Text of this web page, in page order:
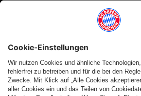
THEMEN DIESES VIDEOS
TV
LIVE
BUNDESLIGA
VINCENT
1.
WEITERE VIDEOS
Video
VIDEO
Video
RE-LIVE
Die PK
Video
RE-LIVE
Die PK
Video
IM
VIDEO
Video
RE-LIVE
Die
Video
RE-LIVE
Medienrunde
Video
RE-LIVE